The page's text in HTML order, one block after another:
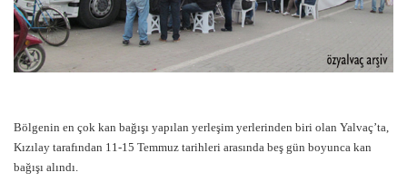
Bölgenin en çok kan bağışı yapılan yerleşim yerlerinden biri olan Yalvaç’ta,
Kızılay tarafından 11-15 Temmuz tarihleri arasında beş gün boyunca kan
bağışı alındı.